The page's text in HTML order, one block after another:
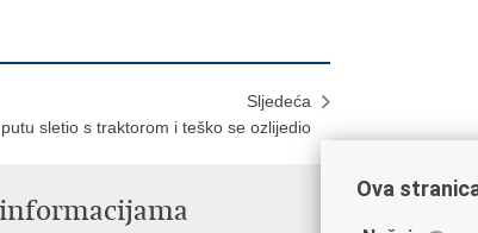
Sljedeća
sletio s traktorom i teško se ozlijedio
Važne
Ova